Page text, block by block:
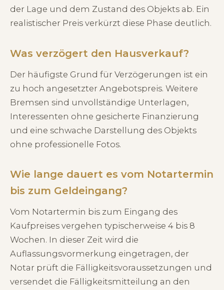
der Lage und dem Zustand des Objekts ab. Ein
realistischer Preis verkürzt diese Phase deutlich.
Was verzögert den Hausverkauf?
Der häufigste Grund für Verzögerungen ist ein
zu hoch angesetzter Angebotspreis. Weitere
Bremsen sind unvollständige Unterlagen,
Interessenten ohne gesicherte Finanzierung
und eine schwache Darstellung des Objekts
ohne professionelle Fotos.
Wie lange dauert es vom Notartermin
bis zum Geldeingang?
Vom Notartermin bis zum Eingang des
Kaufpreises vergehen typischerweise 4 bis 8
Wochen. In dieser Zeit wird die
Auflassungsvormerkung eingetragen, der
Notar prüft die Fälligkeitsvoraussetzungen und
versendet die Fälligkeitsmitteilung an den